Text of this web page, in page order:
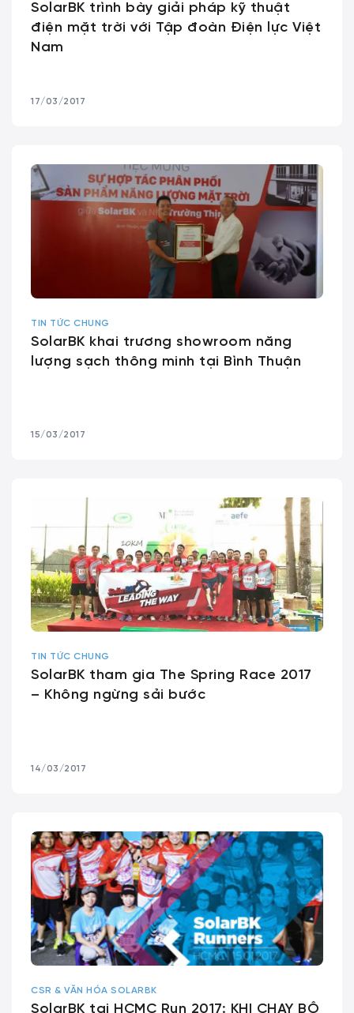
SolarBK trình bày giải pháp kỹ thuật
điện mặt trời với Tập đoàn Điện lực Việt
Nam
17/03/2017
TIN TỨC CHUNG
SolarBK khai trương showroom năng
lượng sạch thông minh tại Bình Thuận
15/03/2017
TIN TỨC CHUNG
SolarBK tham gia The Spring Race 2017
– Không ngừng sải bước
14/03/2017
CSR & VĂN HÓA SOLARBK
SolarBK tại HCMC Run 2017: KHI CHẠY BỘ